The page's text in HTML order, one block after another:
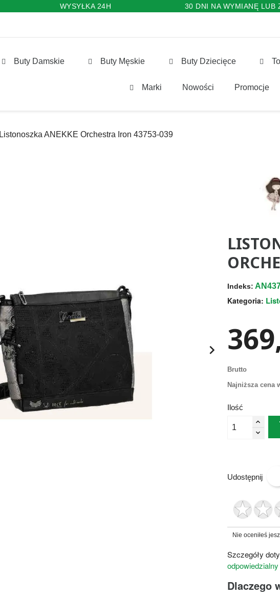
WYSYŁKA 24H 30 DNI NA WYMIANĘ LUB
Buty Damskie Buty Męskie Buty Dziecięce
Marki Nowości Promocje
Listonoszka ANEKKE Orchestra Iron 43753-039

Indeks:
Kategoria:
Brutto
Najniższa cena
Ilość
Udostępnij
Nie oceniłeś
Szczegóły
Dlaczego